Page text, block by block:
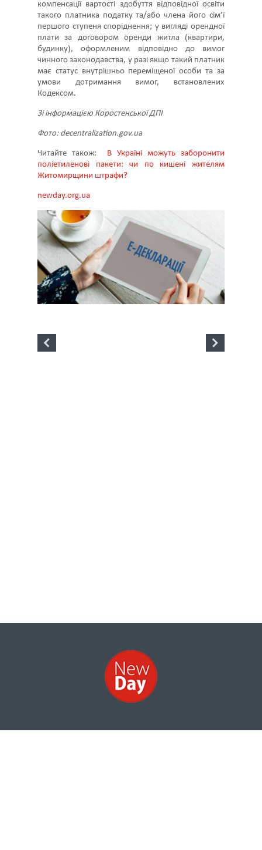
компенсації вартості здобуття відповідної освіти
такого платника податку та/або члена його сім’ї
першого ступеня споріднення; у вигляді орендної
плати за договором оренди житла (квартири,
будинку), оформленим відповідно до вимог
чинного законодавства, у разі якщо такий платник
має статус внутрішньо переміщеної особи та за
умови дотримання вимог, встановлених
Кодексом.
Зі інформацією Коростенської ДПІ
Фото: decentralization.gov.ua
Читайте також:
В Україні можуть заборонити
поліетиленові пакети: чи по кишені жителям
Житомирщини штрафи?
newday.org.ua